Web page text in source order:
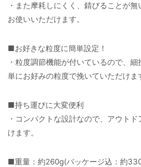
・また摩耗しにくく、錆びることが無
お使いいただけます。
■お好きな粒度に簡単設定！
・粒度調節機能が付いているので、
単にお好みの粒度で挽いていただけま
■持ち運びに大変便利
・コンパクトな設計なので、アウト
けます。
■重量：約260g(パッケージ込：約